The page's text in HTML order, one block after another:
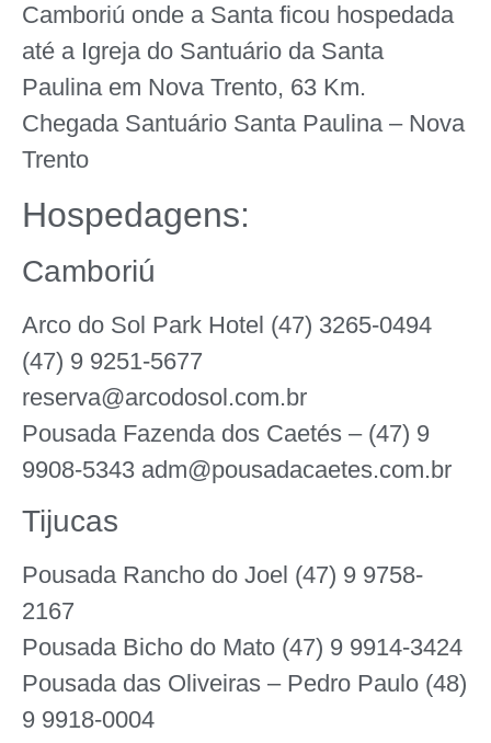
Camboriú onde a Santa ficou hospedada
até a Igreja do Santuário da Santa
Paulina em Nova Trento, 63 Km.
Chegada Santuário Santa Paulina – Nova
Trento
Hospedagens:
Camboriú
Arco do Sol Park Hotel (47) 3265-0494
(47) 9 9251-5677
reserva@arcodosol.com.br
Pousada Fazenda dos Caetés – (47) 9
9908-5343 adm@pousadacaetes.com.br
Tijucas
Pousada Rancho do Joel (47) 9 9758-
2167
Pousada Bicho do Mato (47) 9 9914-3424
Pousada das Oliveiras – Pedro Paulo (48)
9 9918-0004